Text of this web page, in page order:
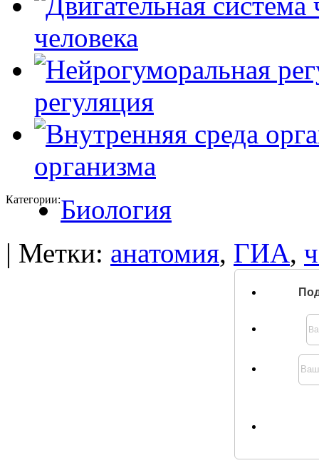
человека
регуляция
организма
Категории:Биология
| Метки: анатомия, ГИА,